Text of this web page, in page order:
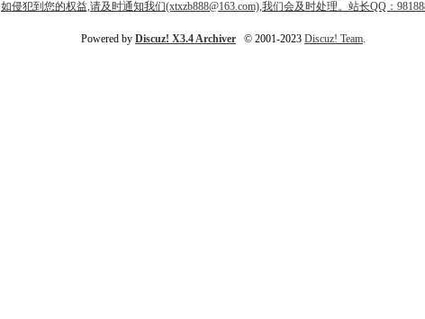
如侵犯到您的权益,请及时通知我们(xtxzb888@163.com),我们会及时处理。站长QQ：
Powered by Discuz! X3.4 Archiver © 2001-2023 Discuz! Team.